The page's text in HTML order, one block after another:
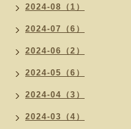
2024-08（1）
2024-07（6）
2024-06（2）
2024-05（6）
2024-04（3）
2024-03（4）